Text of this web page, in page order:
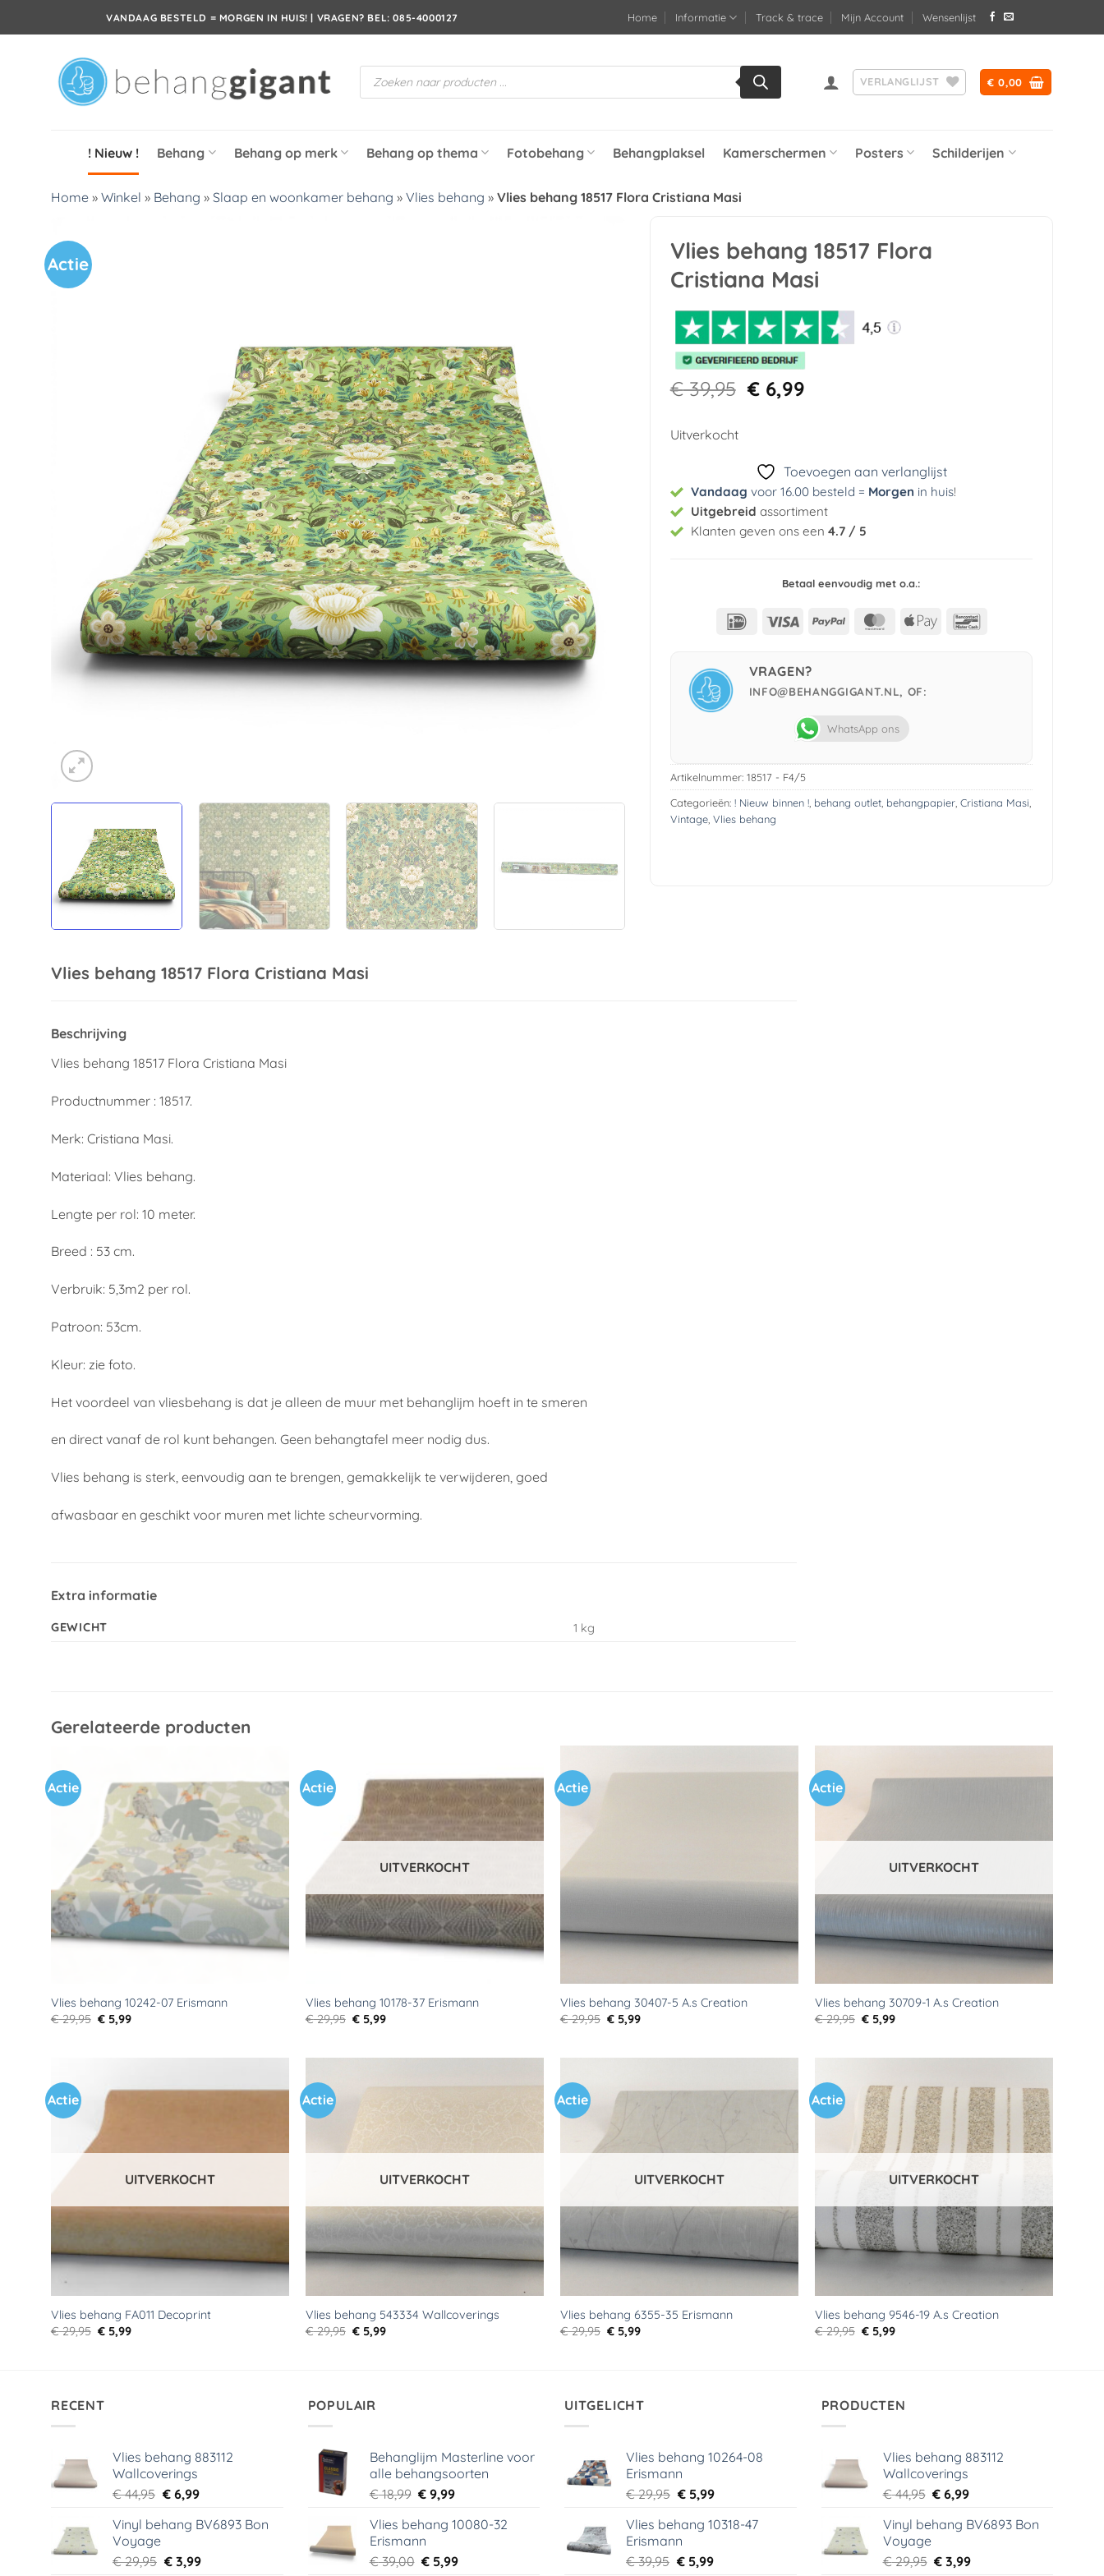
VANDAAG BESTELD = MORGEN IN HUIS! | VRAGEN? BEL: 085-4000127 Home Informatie Track & trace Mijn Account Wensenlijst
Producten
zoeken
VERLANGLIJST € 0,00
! Nieuw ! Behang Behang op merk Behang op thema Fotobehang Behangplaksel Kamerschermen Posters Schilderijen
Home » Winkel » Behang » Slaap en woonkamer behang » Vlies behang » Vlies behang 18517 Flora Cristiana Masi
Actie
Vlies behang 18517 Flora
Cristiana Masi
€39,95 Oorspronkelijke
prijs
€6,99Huidige
Uitverkocht
Toevoegen aan verlanglijst
Vandaag voor 16.00 besteld = Morgen in huis!
Uitgebreid assortiment
Klanten geven ons een 4.7 / 5
Betaal eenvoudig met o.a.:
IDeal Visa PayPal MasterCard
Apple
VRAGEN?
INFO@BEHANGGIGANT.NL, OF:
WhatsApp ons
Artikelnummer: 18517 - F4/5
Categorieën: ! Nieuw binnen !, behang outlet, behangpapier, Cristiana Masi
Vintage, Vlies behang
Vlies behang 18517 Flora Cristiana Masi
Beschrijving
Vlies behang 18517 Flora Cristiana Masi
Productnummer : 18517.
Merk: Cristiana Masi.
Materiaal: Vlies behang.
Lengte per rol: 10 meter.
Breed : 53 cm.
Verbruik: 5,3m2 per rol.
Patroon: 53cm.
Kleur: zie foto.
Het voordeel van vliesbehang is dat je alleen de muur met behanglijm hoeft in te smeren
en direct vanaf de rol kunt behangen. Geen behangtafel meer nodig dus.
Vlies behang is sterk, eenvoudig aan te brengen, gemakkelijk te verwijderen, goed
afwasbaar en geschikt voor muren met lichte scheurvorming.
Extra informatie
GEWICHT 1 kg
Gerelateerde producten
Actie
Toevoegen
verlanglijst
Vlies behang 10242-07 Erismann
€29,95 Oorspronkelijke
prijs
€ 5,99Huidige
Actie
aan
UITVERKOCHT
Vlies behang 10178-37 Erismann
€29,95 Oorspronkelijke
prijs
€ 5,99Huidige
Actie
Vlies behang 30407-5 A.s Creation
€29,95 Oorspronkelijke
prijs
€ 5,99Huidige
Actie
UITVERKOCHT
Vlies behang 30709-1 A.s Creation
€29,95 Oorspronkelijke
prijs
€ 5,99Huidige
Actie
UITVERKOCHT
Vlies behang FA011 Decoprint
€29,95 Oorspronkelijke
€ 5,99Huidige
Actie
verlanglijst
UITVERKOCHT
Vlies behang 543334 Wallcoverings
€29,95 Oorspronkelijke
€ 5,99Huidige
Actie
UITVERKOCHT
Vlies behang 6355-35 Erismann
€29,95 Oorspronkelijke
€ 5,99Huidige
Actie
Toevoegen
aan
verlanglijst
UITVERKOCHT
Vlies behang 9546-19 A.s Creation
€29,95 Oorspronkelijke
€ 5,99Huidige
RECENT
Vlies behang 883112
Wallcoverings
€44,95 Oorspronkelijke
was:
€6,99Huidige
is:
Vinyl behang BV6893 Bon
Voyage
€29,95 Oorspronkelijke
€3,99Huidige
POPULAIR
Behanglijm Masterline voor
alle behangsoorten
€18,99 Oorspronkelijke
was:
€ 18,99.
€ 9,99Huidige
is:
Vlies behang 10080-32
Erismann
€39,00 Oorspronkelijke
€ 5,99Huidige
UITGELICHT
Vlies behang 10264-08
Erismann
€29,95 Oorspronkelijke
was:
€ 29,95.
€5,99Huidige
is:
Vlies behang 10318-47
Erismann
€39,95 Oorspronkelijke
€5,99Huidige
PRODUCTEN
Vlies behang 883112
Wallcoverings
€44,95 Oorspronkelijke
was:
€ 6,99Huidige
is:
Vinyl behang BV6893 Bon
Voyage
€29,95 Oorspronkelijke
€ 3,99Huidige